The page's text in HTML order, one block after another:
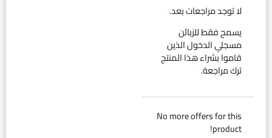
لا توجد مراجعات بعد.
يسمح فقط للزبائن
مسجلي الدخول الذين
قاموا بشراء هذا المنتج
ترك مراجعة.
No more offers for this
product!